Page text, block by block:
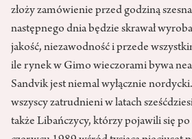
złoży zamówienie przed godziną
następnego dnia będzie skrawał
jakość, niezawodność i przede
ile rynek w Gimo wieczorami bywa
Sandvik jest niemal wyłącznie
wszyscy zatrudnieni w latach
także Libańczycy, którzy pojawili się